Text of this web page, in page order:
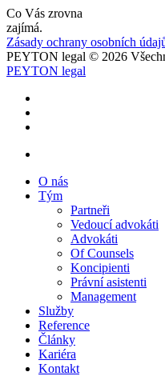
Co Vás zrovna
zajímá.
Zásady ochrany osobních
PEYTON legal © 2026
PEYTON legal
O nás
Tým
Partneři
Vedoucí advokáti
Advokáti
Of Counsels
Koncipienti
Právní asistenti
Management
Služby
Reference
Články
Kariéra
Kontakt